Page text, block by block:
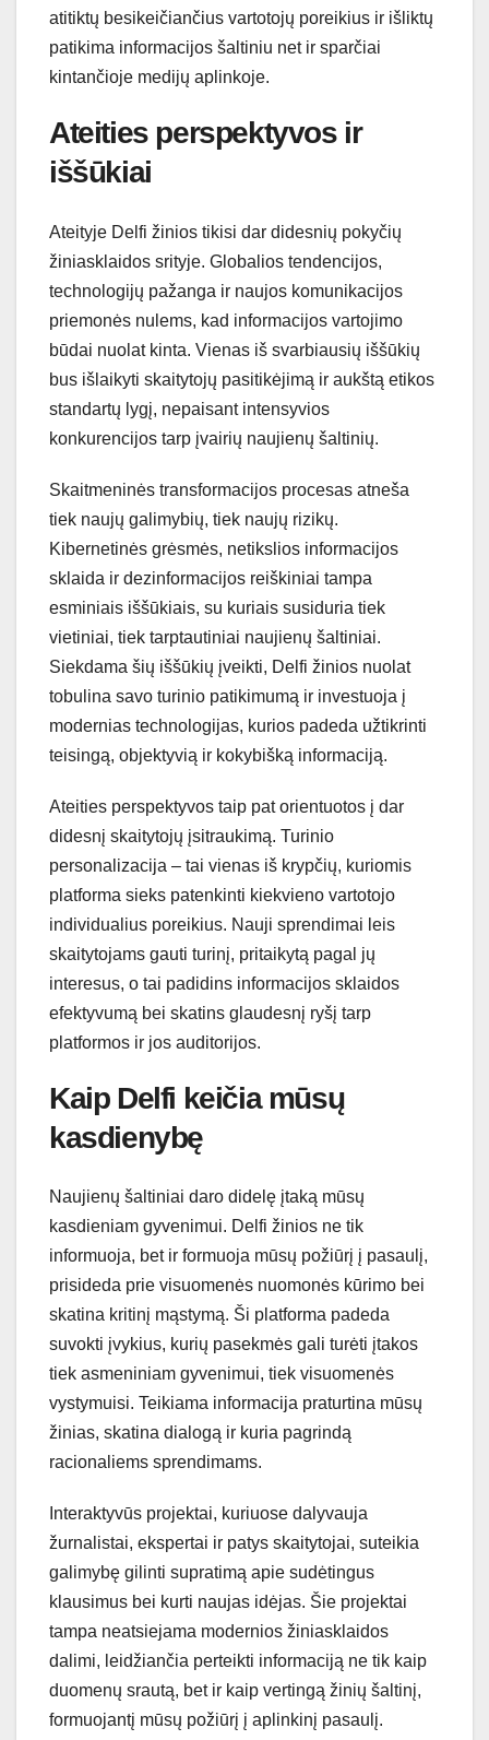
atitiktų besikeičiančius vartotojų poreikius ir išliktų
patikima informacijos šaltiniu net ir sparčiai
kintančioje medijų aplinkoje.
Ateities perspektyvos ir
iššūkiai
Ateityje Delfi žinios tikisi dar didesnių pokyčių
žiniasklaidos srityje. Globalios tendencijos,
technologijų pažanga ir naujos komunikacijos
priemonės nulems, kad informacijos vartojimo
būdai nuolat kinta. Vienas iš svarbiausių iššūkių
bus išlaikyti skaitytojų pasitikėjimą ir aukštą etikos
standartų lygį, nepaisant intensyvios
konkurencijos tarp įvairių naujienų šaltinių.
Skaitmeninės transformacijos procesas atneša
tiek naujų galimybių, tiek naujų rizikų.
Kibernetinės grėsmės, netikslios informacijos
sklaida ir dezinformacijos reiškiniai tampa
esminiais iššūkiais, su kuriais susiduria tiek
vietiniai, tiek tarptautiniai naujienų šaltiniai.
Siekdama šių iššūkių įveikti, Delfi žinios nuolat
tobulina savo turinio patikimumą ir investuoja į
modernias technologijas, kurios padeda užtikrinti
teisingą, objektyvią ir kokybišką informaciją.
Ateities perspektyvos taip pat orientuotos į dar
didesnį skaitytojų įsitraukimą. Turinio
personalizacija – tai vienas iš krypčių, kuriomis
platforma sieks patenkinti kiekvieno vartotojo
individualius poreikius. Nauji sprendimai leis
skaitytojams gauti turinį, pritaikytą pagal jų
interesus, o tai padidins informacijos sklaidos
efektyvumą bei skatins glaudesnį ryšį tarp
platformos ir jos auditorijos.
Kaip Delfi keičia mūsų
kasdienybę
Naujienų šaltiniai daro didelę įtaką mūsų
kasdieniam gyvenimui. Delfi žinios ne tik
informuoja, bet ir formuoja mūsų požiūrį į pasaulį,
prisideda prie visuomenės nuomonės kūrimo bei
skatina kritinį mąstymą. Ši platforma padeda
suvokti įvykius, kurių pasekmės gali turėti įtakos
tiek asmeniniam gyvenimui, tiek visuomenės
vystymuisi. Teikiama informacija praturtina mūsų
žinias, skatina dialogą ir kuria pagrindą
racionaliems sprendimams.
Interaktyvūs projektai, kuriuose dalyvauja
žurnalistai, ekspertai ir patys skaitytojai, suteikia
galimybę gilinti supratimą apie sudėtingus
klausimus bei kurti naujas idėjas. Šie projektai
tampa neatsiejama modernios žiniasklaidos
dalimi, leidžiančia perteikti informaciją ne tik kaip
duomenų srautą, bet ir kaip vertingą žinių šaltinį,
formuojantį mūsų požiūrį į aplinkinį pasaulį.